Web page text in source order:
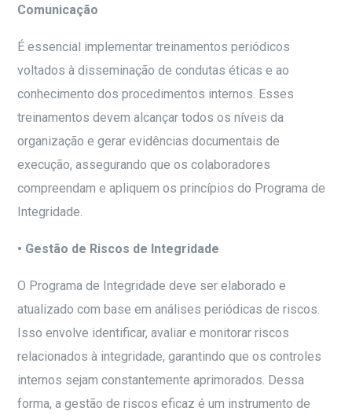
Comunicação
É essencial implementar treinamentos periódicos
voltados à disseminação de condutas éticas e ao
conhecimento dos procedimentos internos. Esses
treinamentos devem alcançar todos os níveis da
organização e gerar evidências documentais de
execução, assegurando que os colaboradores
compreendam e apliquem os princípios do Programa de
Integridade.
• Gestão de Riscos de Integridade
O Programa de Integridade deve ser elaborado e
atualizado com base em análises periódicas de riscos.
Isso envolve identificar, avaliar e monitorar riscos
relacionados à integridade, garantindo que os controles
internos sejam constantemente aprimorados. Dessa
forma, a gestão de riscos eficaz é um instrumento de